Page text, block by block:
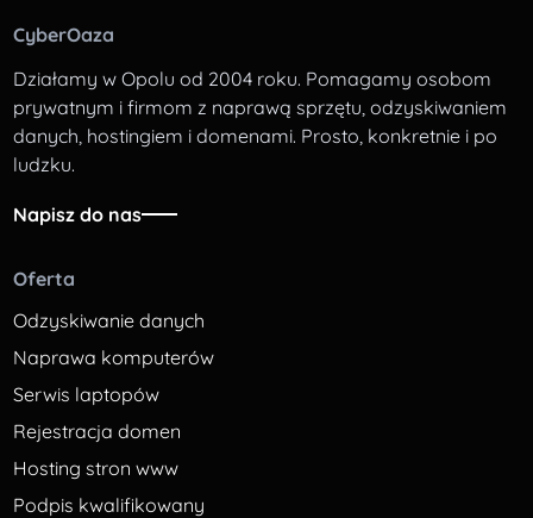
CyberOaza
Działamy w Opolu od 2004 roku. Pomagamy osobom
prywatnym i firmom z naprawą sprzętu, odzyskiwaniem
danych, hostingiem i domenami. Prosto, konkretnie i po
ludzku.
Napisz do nas
Oferta
Odzyskiwanie danych
Naprawa komputerów
Serwis laptopów
Rejestracja domen
Hosting stron www
Podpis kwalifikowany